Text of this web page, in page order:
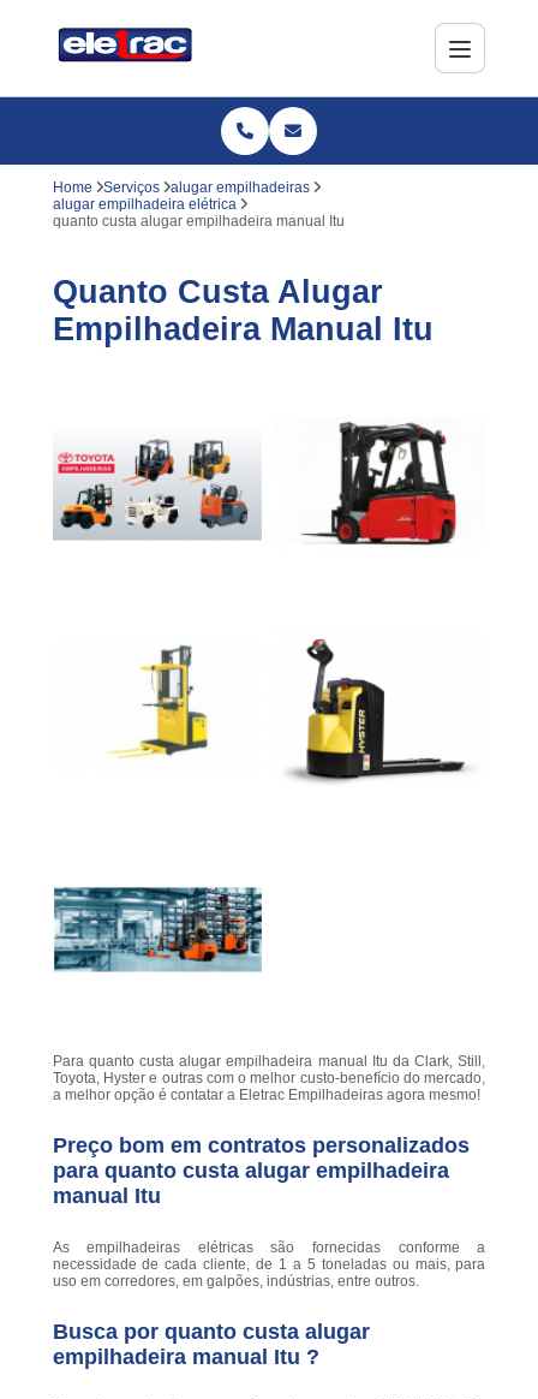
Home Serviços
alugar empilhadeiras
alugar empilhadeira elétrica
quanto custa alugar empilhadeira manual Itu
Quanto Custa Alugar
Empilhadeira Manual Itu
Para quanto custa alugar empilhadeira manual Itu da Clark, Still,
Toyota, Hyster e outras com o melhor custo-benefício do mercado,
a melhor opção é contatar a Eletrac Empilhadeiras agora mesmo!
Preço bom em contratos personalizados
para quanto custa alugar empilhadeira
manual Itu
As empilhadeiras elétricas são fornecidas conforme a
necessidade de cada cliente, de 1 a 5 toneladas ou mais, para
uso em corredores, em galpões, indústrias, entre outros.
Busca por quanto custa alugar
empilhadeira manual Itu ?